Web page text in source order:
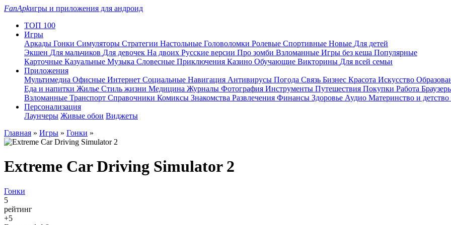
FanApkигры и приложения для андроид
ТОП 100
Игры
Аркады Гонки Симуляторы Стратегии Настольные Головоломки Ролевые Спортивные Новые Для детей
Экшен Для мальчиков Для девочек На двоих Русские версии Про зомби Взломанные Игры без кеша Популярные
Карточные Казуальные Музыка Словесные Приключения Казино Обучающие Викторины Для всей семьи
Приложения
Мультимедиа Офисные Интернет Социальные Навигация Антивирусы Погода Связь Бизнес Красота Искусство
Еда и напитки Жилье Стиль жизни Медицина Журналы Фотография Инструменты Путешествия Покупки Работа
Взломанные Транспорт Справочники Комиксы Знакомства Развлечения Финансы Здоровье Аудио Материнство и детство
Персонализация
Лаунчеры Живые обои Виджеты
Главная » Игры » Гонки »
Extreme Car Driving Simulator 2
Гонки
5
рейтинг
+5